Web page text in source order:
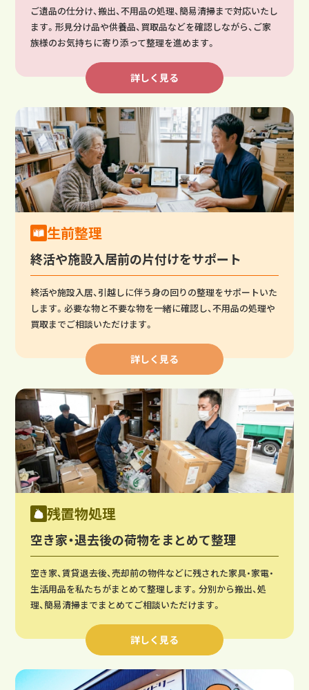
ご遺品の仕分け、搬出、不用品の処理、簡易清掃まで対応いたし
ます。形見分け品や供養品、買取品などを確認しながら、ご家
族様のお気持ちに寄り添って整理を進めます。
詳しく見る
生前整理
終活や施設入居前の片付けをサポート
終活や施設入居、引越しに伴う身の回りの整理をサポートいた
します。必要な物と不要な物を一緒に確認し、不用品の処理や
買取までご相談いただけます。
詳しく見る
残置物処理
空き家・退去後の荷物をまとめて整理
空き家、賃貸退去後、売却前の物件などに残された家具・家電・
生活用品を私たちがまとめて整理します。分別から搬出、処
理、簡易清掃までまとめてご相談いただけます。
詳しく見る